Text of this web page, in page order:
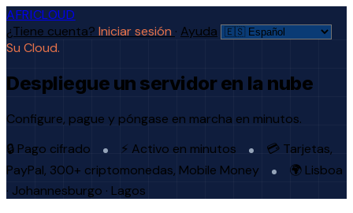
AFRICLOUD
¿Tiene cuenta? Iniciar sesión · Ayuda
Su Cloud.
Despliegue un servidor en la nube
Configure, pague y póngase en marcha en minutos.
🔒 Pago cifrado
⚡ Activo en minutos
💳 Tarjetas,
PayPal, 300+ criptomonedas, Mobile Money
🌍 Lisboa
· Johannesburgo · Lagos